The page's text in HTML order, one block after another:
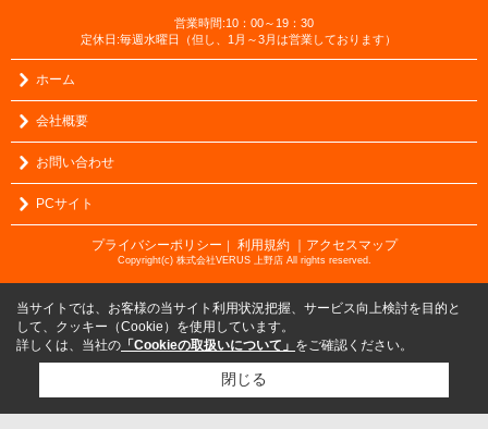
営業時間:10：00～19：30
定休日:毎週水曜日（但し、1月～3月は営業しております）
ホーム
会社概要
お問い合わせ
PCサイト
プライバシーポリシー ｜ 利用規約 ｜アクセスマップ
Copyright(c) 株式会社VERUS 上野店 All rights reserved.
当サイトでは、お客様の当サイト利用状況把握、サービス向上検討を目的と
して、クッキー（Cookie）を使用しています。
詳しくは、当社の 「Cookieの取扱いについて」 をご確認ください。
閉じる